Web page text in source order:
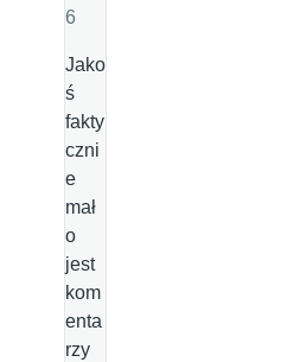
6
Jako
ś
fakty
czni
e
mał
o
jest
kom
enta
rzy